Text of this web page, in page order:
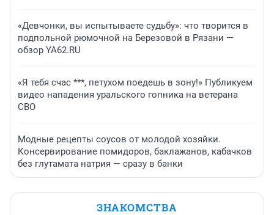
«Девчонки, вы испытываете судьбу»: что творится в
подпольной рюмочной на Березовой в Рязани —
обзор YA62.RU
«Я тебя счас ***, петухом поедешь в зону!» Публикуем
видео нападения уральского гопника на ветерана
СВО
Модные рецепты соусов от молодой хозяйки.
Консервирование помидоров, баклажанов, кабачков
без глутамата натрия — сразу в банки
ЗНАКОМСТВА